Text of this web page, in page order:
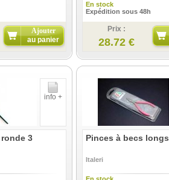
Ajouter
au panier
En stock
Expédition sous 48h
Prix :
28.72 €
info +
3 Pinces à becs longs
Italeri